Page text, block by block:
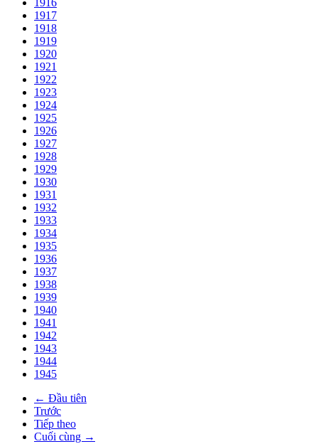
1916
1917
1918
1919
1920
1921
1922
1923
1924
1925
1926
1927
1928
1929
1930
1931
1932
1933
1934
1935
1936
1937
1938
1939
1940
1941
1942
1943
1944
1945
← Đầu tiên
Trước
Tiếp theo
Cuối cùng →